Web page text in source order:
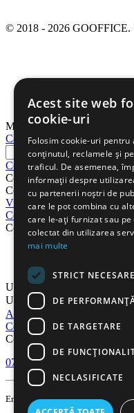
© 2018 - 2026 GOOFFICE.
Meniu
Cautati
Cos
Cos
Cosul este gol
Vizualizati cosul Procesare
Cont
Cont
Comenzi
Urmarire comanda
Urmarire comanda
Autentificare
Contact
Contact
0751 638 351
Email contact@gooffice.ro
Acest site web
cookie-uri
Folosim cookie-uri pentru
conținutul, reclamele și
traficul. De asemenea,
informații despre
cu partenerii noștri de
care le pot combina cu
care le-ați furnizat sau pe
colectat din utilizarea
mai multe
STRICT NECESARE
DE
DE TARGETARE
DE
NECLASIFICATE